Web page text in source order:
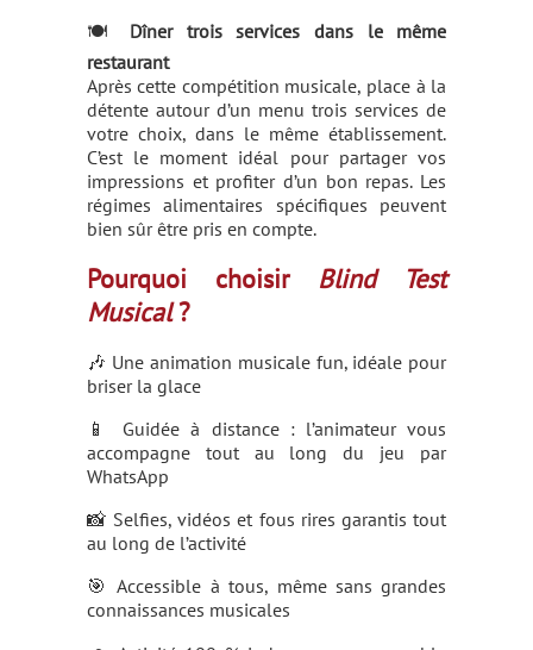
🍽️ Dîner trois services dans le même
restaurant
Après cette compétition musicale, place à la
détente autour d’un menu trois services de
votre choix, dans le même établissement.
C’est le moment idéal pour partager vos
impressions et profiter d’un bon repas. Les
régimes alimentaires spécifiques peuvent
bien sûr être pris en compte.
Pourquoi choisir Blind Test
Musical?
🎶 Une animation musicale fun, idéale pour
briser la glace
📱 Guidée à distance : l’animateur vous
accompagne tout au long du jeu par
WhatsApp
📸 Selfies, vidéos et fous rires garantis tout
au long de l’activité
🎯 Accessible à tous, même sans grandes
connaissances musicales